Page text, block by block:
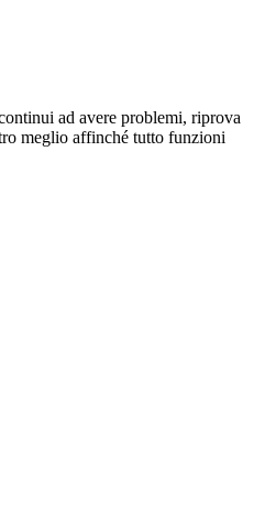
ad avere problemi, riprova
meglio affinché tutto funzioni